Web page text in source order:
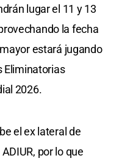
lugar el 11 y 13
la fecha
estará jugando
Eliminatorias
2026.
el ex lateral de
por lo que